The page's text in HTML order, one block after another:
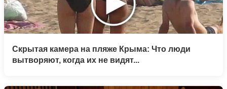
Скрытая камера на пляже Крыма: Что люди
вытворяют, когда их не видят...